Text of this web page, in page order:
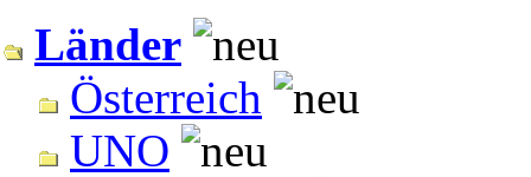
Länder
Österreich
UNO